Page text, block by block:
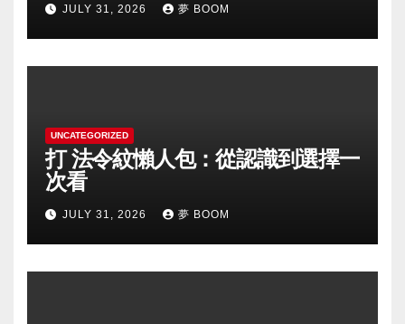
JULY 31, 2026 夢 BOOM
UNCATEGORIZED
打 法令紋懶人包：從認識到選擇一
次看
JULY 31, 2026 夢 BOOM